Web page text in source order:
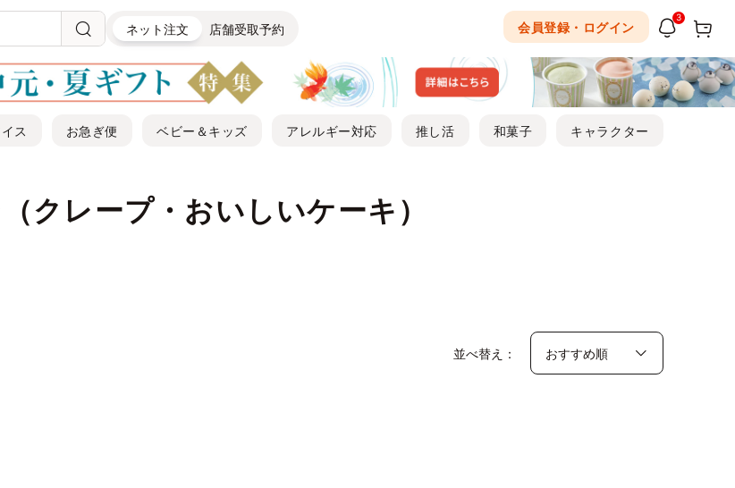
ネット注文 店舗受取予約 会員登録・ログイン
3
ス お急ぎ便 ベビー＆キッズ アレルギー対応 推し活 和菓子 キャラクター
クレープ・おいしいケーキ）
並べ替え：